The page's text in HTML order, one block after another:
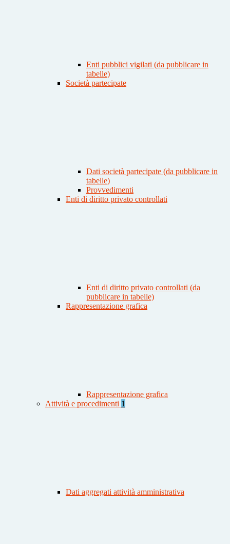
Enti pubblici vigilati (da pubblicare in
tabelle)
Società partecipate
Dati società partecipate (da pubblicare in
tabelle)
Provvedimenti
Enti di diritto privato controllati
Enti di diritto privato controllati (da
pubblicare in tabelle)
Rappresentazione grafica
Rappresentazione grafica
Attività e procedimenti 1
Dati aggregati attività amministrativa